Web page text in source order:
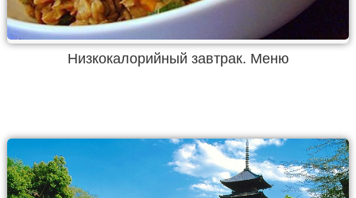
Низкокалорийный завтрак. Меню